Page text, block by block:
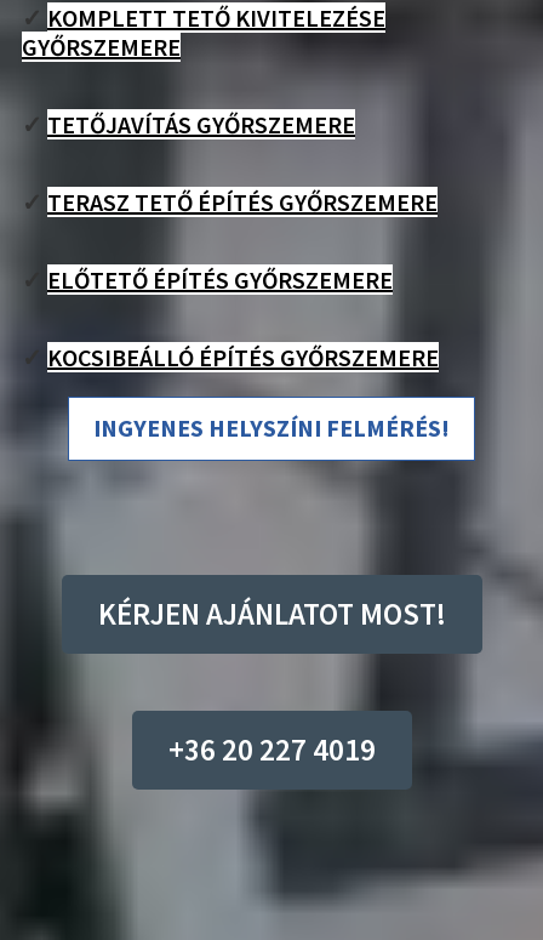
✓ KOMPLETT TETŐ KIVITELEZÉSE
GYŐRSZEMERE
✓ TETŐJAVÍTÁS GYŐRSZEMERE
✓ TERASZ TETŐ ÉPÍTÉS GYŐRSZEMERE
✓ ELŐTETŐ ÉPÍTÉS GYŐRSZEMERE
✓ KOCSIBEÁLLÓ ÉPÍTÉS GYŐRSZEMERE
INGYENES HELYSZÍNI FELMÉRÉS!
KÉRJEN AJÁNLATOT MOST!
+36 20 227 4019